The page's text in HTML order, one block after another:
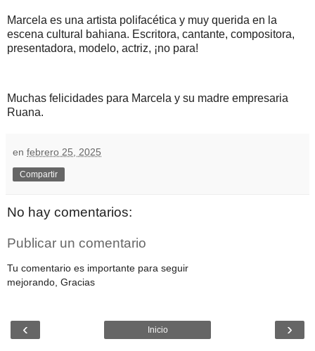
Marcela es una artista polifacética y muy querida en la
escena cultural bahiana. Escritora, cantante, compositora,
presentadora, modelo, actriz, ¡no para!
Muchas felicidades para Marcela y su madre empresaria
Ruana.
en febrero 25, 2025
Compartir
No hay comentarios:
Publicar un comentario
Tu comentario es importante para seguir
mejorando, Gracias
‹ ›
Inicio